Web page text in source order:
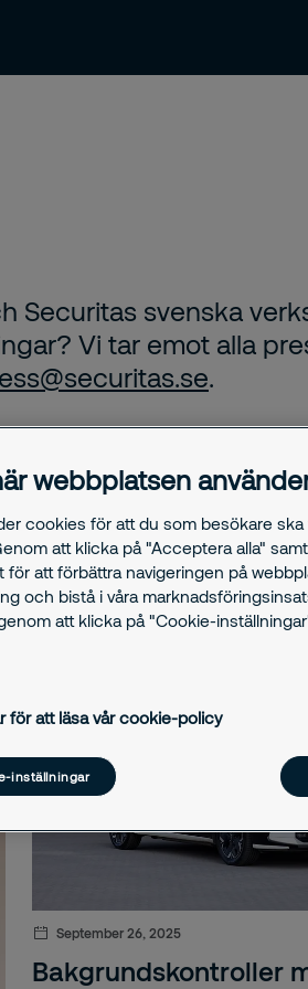
Nyheter och insikter
Securitas svenska
Vi tar emot alla
.
banco gul
Sök
i
September 26, 2025
Bakgrundskontroller
webbplatsen
cookies för att du som besökare
att klicka på "Acceptera alla"
för att förbättra navigeringen på
och bistå i våra
att klicka på "Cookie-
för att läsa vår cookie-policy
inställningar